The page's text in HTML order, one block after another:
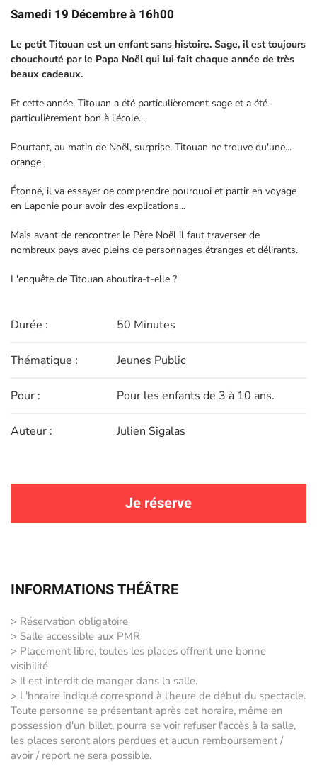
Samedi 19 Décembre à 16h00
Le petit Titouan est un enfant sans histoire. Sage, il est toujours
chouchouté par le Papa Noël qui lui fait chaque année de très
beaux cadeaux.
Et cette année, Titouan a été particulièrement sage et a été
particulièrement bon à l'école...
Pourtant, au matin de Noël, surprise, Titouan ne trouve qu'une...
orange.
Étonné, il va essayer de comprendre pourquoi et partir en voyage
en Laponie pour avoir des explications...
Mais avant de rencontrer le Père Noël il faut traverser de
nombreux pays avec pleins de personnages étranges et délirants.
L'enquête de Titouan aboutira-t-elle ?
Durée : 50 Minutes
Thématique : Jeunes Public
Pour : Pour les enfants de 3 à 10 ans.
Auteur : Julien Sigalas
Je réserve
INFORMATIONS THÉÂTRE
> Réservation obligatoire
> Salle accessible aux PMR
> Placement libre, toutes les places offrent une bonne
visibilité
> Il est interdit de manger dans la salle.
> L'horaire indiqué correspond à l'heure de début du spectacle.
Toute personne se présentant après cet horaire, même en
possession d'un billet, pourra se voir refuser l'accès à la salle,
les places seront alors perdues et aucun remboursement /
avoir / report ne sera possible.